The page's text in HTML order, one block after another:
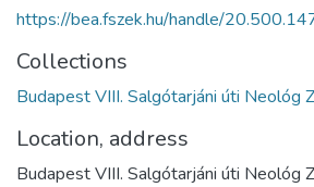
https://bea.fszek.hu/handle/
Collections
Budapest VIII. Salgótarjáni úti Neológ
Location, address
Budapest VIII. Salgótarjáni úti Neológ